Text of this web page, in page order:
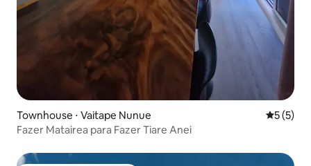
Townhouse ⋅ Vaitape Nunue 5 de
5 (5)
Fazer Matairea para Fazer Tiare Anei